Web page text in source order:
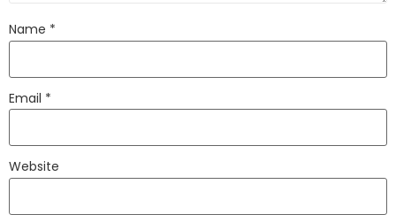
Name *
Email *
Website